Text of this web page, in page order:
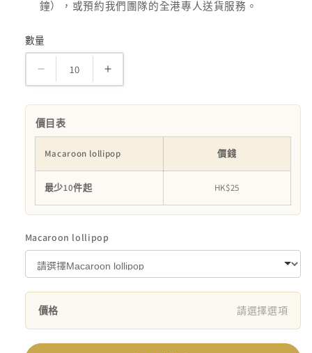
鐘），或預約我們團隊的全港專人送貨服務。
數
數量
Macaroon
Lollipop
數
量
減
Macaroon
Lollipop
數
價目表
Macaroon lollipop 價錢
最少10件起 HK$25
Macaroon lollipop
價格 請選擇選項